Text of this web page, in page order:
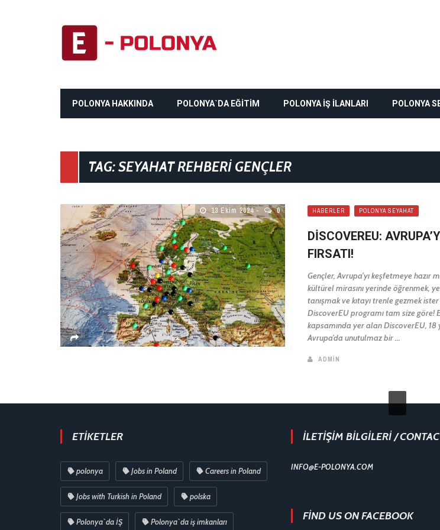
POLONYA HAKKINDA POLONYA`DA EĞİTİM POLONYA İŞ İLANLARI POLONYA
TAG: SEYAHAT REHBERI GENÇLER
13 Ekim 2024 0 HABERLER POLONYA SEYAHAT
DISCOVEREU:
FIRSATI!
Gençler, Avrupa’yı keşfetmeye hazır
kültürel mirasını yerinde öğrenmek,
tanışmak ve kıtayı trenle gezmek
DiscoverEU programı tam size göre!
kapsamında yer alan DiscoverEU, 18
Avrupa’da unutulmaz bir ...
ADMIN
ETIKETLER
polonya Jobs in Poland Careers in Poland
Jobs with Turkish in Poland polska
Polonya`da İŞ Polonya`da iş imkanları
İLETİŞİM BİLGİLERİ /
INFO@E-POLONYA.COM
FIND US ON FACEBOOK